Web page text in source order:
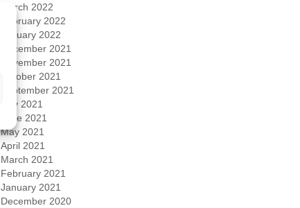
March 2022
February 2022
January 2022
December 2021
November 2021
October 2021
September 2021
July 2021
June 2021
May 2021
April 2021
March 2021
February 2021
January 2021
December 2020